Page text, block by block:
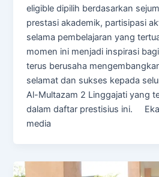
eligible dipilih berdasarkan
prestasi akademik, partisipasi
selama pembelajaran yang
momen ini menjadi inspirasi
terus berusaha
selamat dan sukses kepada
Al-Multazam 2 Linggajati yang
dalam daftar prestisius ini. Eka
media